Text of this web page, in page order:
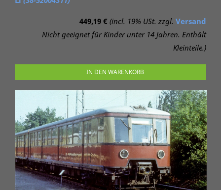
449,19 € (incl. 19% USt. zzgl. Versand
Nicht geeignet für Kinder unter 14 Jahren. Enthält
Kleinteile.)
IN DEN WARENKORB